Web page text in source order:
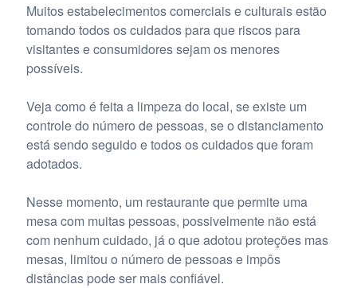
Muitos estabelecimentos comerciais e culturais estão
tomando todos os cuidados para que riscos para
visitantes e consumidores sejam os menores
possíveis.
Veja como é feita a limpeza do local, se existe um
controle do número de pessoas, se o distanciamento
está sendo seguido e todos os cuidados que foram
adotados.
Nesse momento, um restaurante que permite uma
mesa com muitas pessoas, possivelmente não está
com nenhum cuidado, já o que adotou proteções mas
mesas, limitou o número de pessoas e impôs
distâncias pode ser mais confiável.